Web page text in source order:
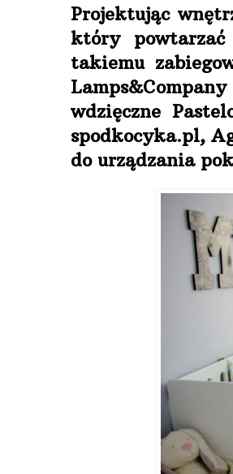
Projektując
który
takiemu
wdzięczne
spodkocyka.pl,
do urządzania